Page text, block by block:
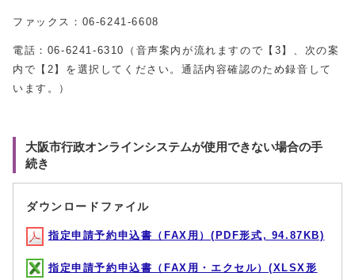
ファックス：06‐6241‐6608
電話：06-6241-6310（音声案内が流れますので【3】、次の案
内で【2】を選択してください。通話内容確認のため録音して
います。）
大阪市行政オンラインシステムが使用できない場合の手
続き
ダウンロードファイル
指定申請予約申込書（FAX用）(PDF形式, 94.87KB)
指定申請予約申込書（FAX用・エクセル）(XLSX形